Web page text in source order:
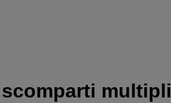
multipli